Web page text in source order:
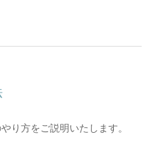
り方をご説明いたします。